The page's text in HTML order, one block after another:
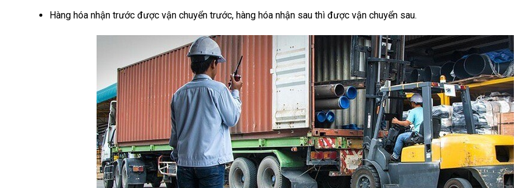
Hàng hóa nhận trước được vận chuyển trước, hàng hóa nhận sau thì được vận chuyển sau.